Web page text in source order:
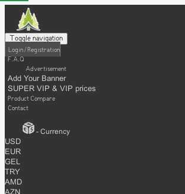
Toggle navigation
Login / Registration
F.A.Q
Advertisement
Add Your Banner
SUPER VIP & VIP prices
Product Compare
Contact
- Currency
USD
EUR
GEL
TRY
AMD